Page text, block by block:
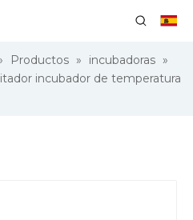
Productos » incubadoras »
incubador de temperatura